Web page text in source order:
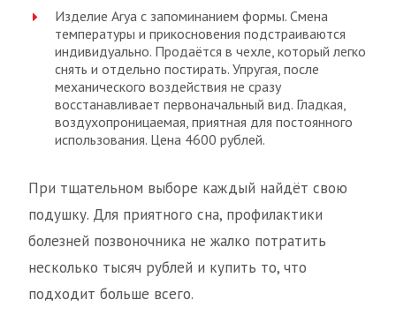
Изделие Arya с запоминанием формы. Смена
температуры и прикосновения подстраиваются
индивидуально. Продаётся в чехле, который легко
снять и отдельно постирать. Упругая, после
механического воздействия не сразу
восстанавливает первоначальный вид. Гладкая,
воздухопроницаемая, приятная для постоянного
использования. Цена 4600 рублей.
При тщательном выборе каждый найдёт свою
подушку. Для приятного сна, профилактики
болезней позвоночника не жалко потратить
несколько тысяч рублей и купить то, что
подходит больше всего.